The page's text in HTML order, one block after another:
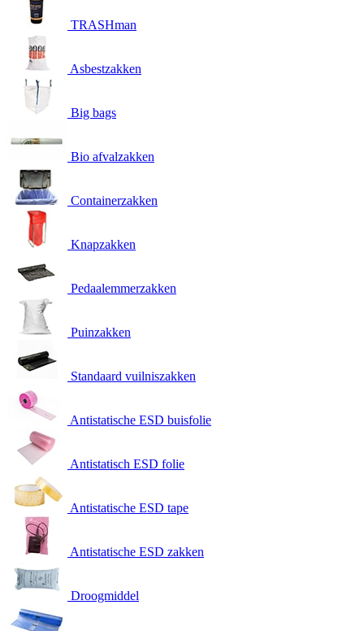
TRASHman
Asbestzakken
Big bags
Bio afvalzakken
Containerzakken
Knapzakken
Pedaalemmerzakken
Puinzakken
Standaard vuilniszakken
Antistatische ESD buisfolie
Antistatisch ESD folie
Antistatische ESD tape
Antistatische ESD zakken
Droogmiddel